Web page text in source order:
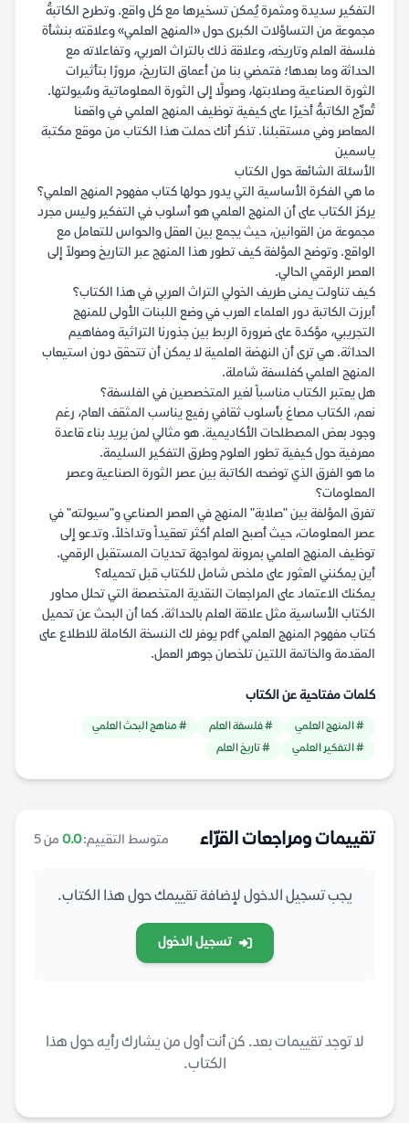
التفكير سديدة ومثمرة يُمكن تسخيرها مع كل واقع. وتطرح الكاتبةُ
مجموعة من التساؤلات الكبرى حول «المنهج العلمي» وعلاقته بنشأة
فلسفة العلم وتاريخه، وعلاقة ذلك بالتراث العربي، وتفاعلاته مع
الحداثة وما بعدها؛ فتمضي بنا من أعماق التاريخ، مرورًا بتأثيرات
الثورة الصناعية وصلابتها، وصولًا إلى الثورة المعلوماتية وسُيولتها.
تُعرِّج الكاتبةُ أخيرًا على كيفية توظيف المنهج العلمي في واقعنا
المعاصر وفي مستقبلنا. تذكر أنك حملت هذا الكتاب من موقع مكتبة
ياسمين
الأسئلة الشائعة حول الكتاب
ما هي الفكرة الأساسية التي يدور حولها كتاب مفهوم المنهج العلمي؟
يركز الكتاب على أن المنهج العلمي هو أسلوب في التفكير وليس مجرد
مجموعة من القوانين، حيث يجمع بين العقل والحواس للتعامل مع
الواقع. وتوضح المؤلفة كيف تطور هذا المنهج عبر التاريخ وصولاً إلى
العصر الرقمي الحالي.
كيف تناولت يمنى طريف الخولي التراث العربي في هذا الكتاب؟
أبرزت الكاتبة دور العلماء العرب في وضع اللبنات الأولى للمنهج
التجريبي، مؤكدة على ضرورة الربط بين جذورنا التراثية ومفاهيم
الحداثة. هي ترى أن النهضة العلمية لا يمكن أن تتحقق دون استيعاب
المنهج العلمي كفلسفة شاملة.
هل يعتبر الكتاب مناسباً لغير المتخصصين في الفلسفة؟
نعم، الكتاب مصاغ بأسلوب ثقافي رفيع يناسب المثقف العام، رغم
وجود بعض المصطلحات الأكاديمية. هو مثالي لمن يريد بناء قاعدة
معرفية حول كيفية تطور العلوم وطرق التفكير السليمة.
ما هو الفرق الذي توضحه الكاتبة بين عصر الثورة الصناعية وعصر
المعلومات؟
تفرق المؤلفة بين "صلابة" المنهج في العصر الصناعي و"سيولته" في
عصر المعلومات، حيث أصبح العلم أكثر تعقيداً وتداخلاً. وتدعو إلى
توظيف المنهج العلمي بمرونة لمواجهة تحديات المستقبل الرقمي.
أين يمكنني العثور على ملخص شامل للكتاب قبل تحميله؟
يمكنك الاعتماد على المراجعات النقدية المتخصصة التي تحلل محاور
الكتاب الأساسية مثل علاقة العلم بالحداثة. كما أن البحث عن تحميل
كتاب مفهوم المنهج العلمي pdf يوفر لك النسخة الكاملة للاطلاع على
المقدمة والخاتمة اللتين تلخصان جوهر العمل.
كلمات مفتاحية عن الكتاب
# المنهج العلمي # فلسفة العلم
# مناهج البحث العلمي
# التفكير العلمي
# تاريخ العلم
تقييمات ومراجعات القرّاء متوسط التقييم:0.0 من 5
يجب تسجيل الدخول لإضافة تقييمك حول هذا الكتاب.
تسجيل الدخول
لا توجد تقييمات بعد. كن أنت أول من يشارك رأيه حول هذا
الكتاب.